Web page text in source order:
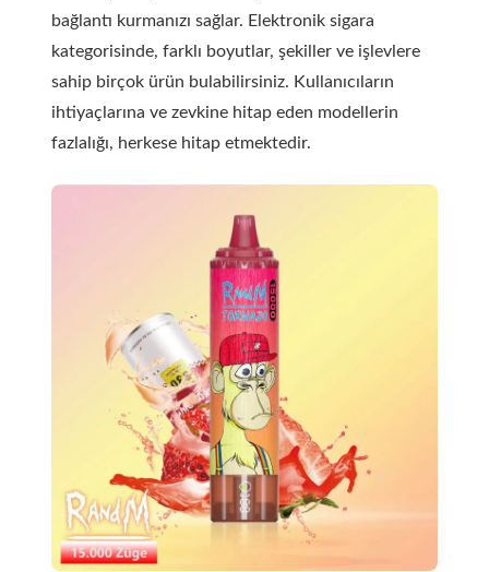
bağlantı kurmanızı sağlar. Elektronik sigara
kategorisinde, farklı boyutlar, şekiller ve işlevlere
sahip birçok ürün bulabilirsiniz. Kullanıcıların
ihtiyaçlarına ve zevkine hitap eden modellerin
fazlalığı, herkese hitap etmektedir.